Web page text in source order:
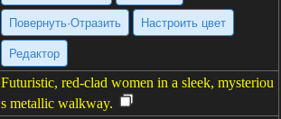
Повернуть·Отразить Настроить цвет
Редактор
Futuristic, red-clad women in a sleek, mysteriou
s metallic walkway.